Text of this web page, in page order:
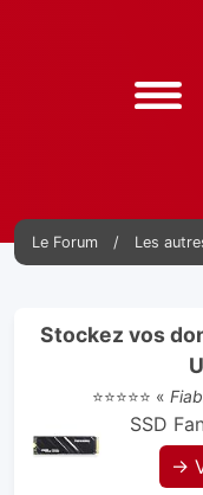
Le Forum Les
Stockez vos
⭐⭐⭐⭐⭐ «
SSD
→